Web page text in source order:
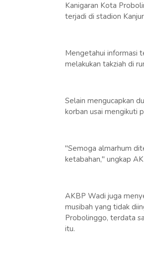
Kanigaran Kota
terjadi di stadion
Mengetahui informasi
melakukan takziah di
Selain mengucapkan
korban usai mengikuti
"Semoga almarhum
ketabahan," ungkap
AKBP Wadi juga
musibah yang tidak
Probolinggo, terdata
itu.